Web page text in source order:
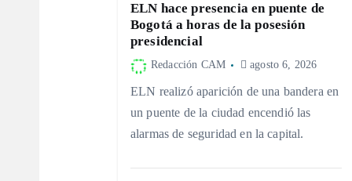
ELN hace presencia en puente de
Bogotá a horas de la posesión
presidencial
Redacción CAM agosto 6, 2026
ELN realizó aparición de una bandera en
un puente de la ciudad encendió las
alarmas de seguridad en la capital.